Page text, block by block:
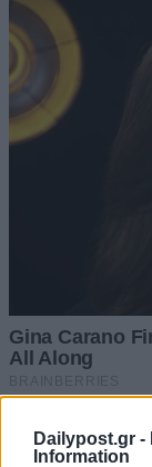
Dailypost.gr -
Information